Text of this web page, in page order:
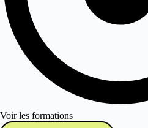
Voir les formations